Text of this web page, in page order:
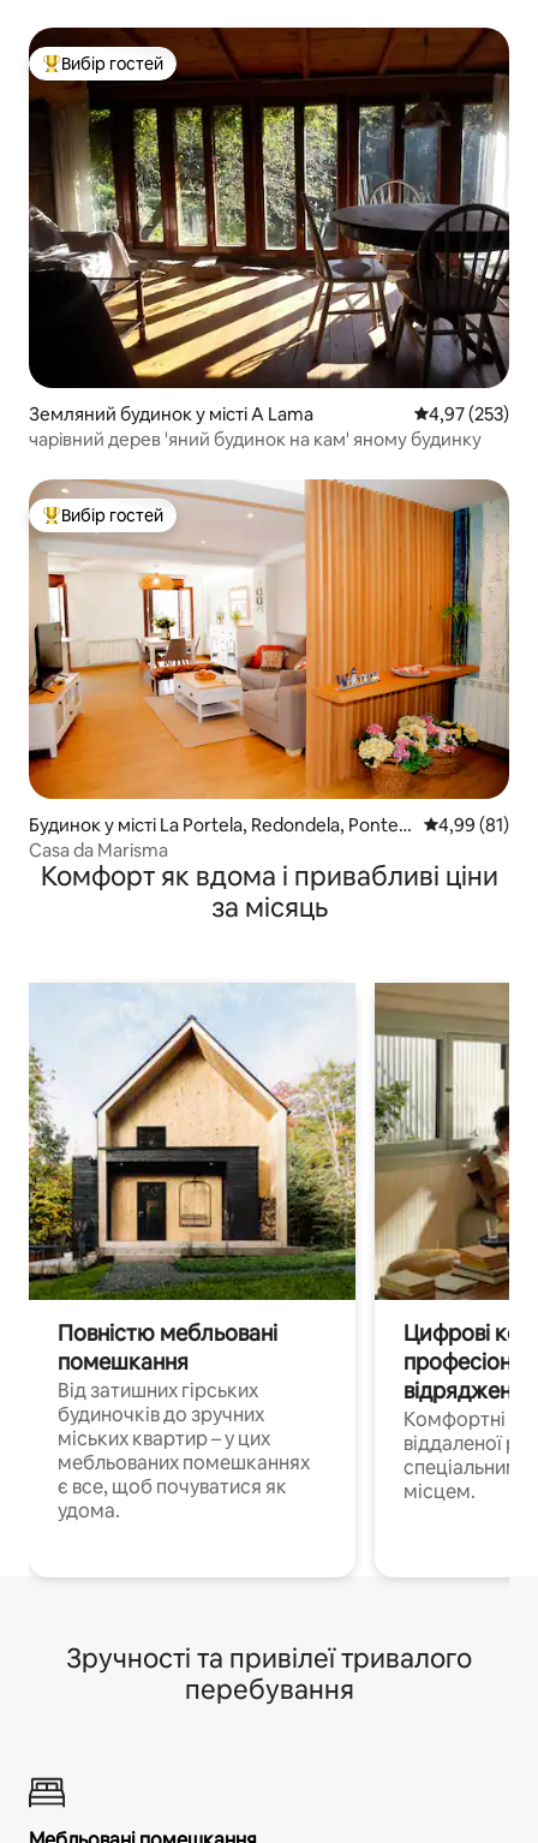
Топ вибір гостей
Вибір гостей
Земляний будинок у місті A Lama Середня
4,97 (253)
чарівний дерев 'яний будинок на кам' яному будинку
Топ вибір гостей
Вибір гостей
Будинок у місті La Portela, Redondela, Pontev
edra
Середня
4,99 (81)
Casa da Marisma
Комфорт як вдома і привабливі ціни
за місяць
Повністю мебльовані
помешкання
Від затишних гірських
будиночків до зручних
міських квартир – у цих
мебльованих помешканнях
є все, щоб почуватися як
удома.
Цифрові
Комфортні
віддаленої
спеціальним
місцем.
Зручності та привілеї тривалого
перебування